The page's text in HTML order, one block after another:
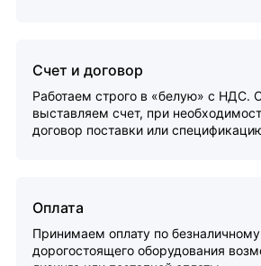
Счет и договор
Работаем строго в «белую» с НДС.
выставляем счет, при
договор поставки или
Оплата
Принимаем оплату по
дорогостоящего оборудования